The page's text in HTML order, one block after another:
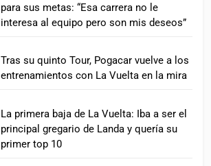
para sus metas: “Esa carrera no le
interesa al equipo pero son mis deseos”
Tras su quinto Tour, Pogacar vuelve a los
entrenamientos con La Vuelta en la mira
La primera baja de La Vuelta: Iba a ser el
principal gregario de Landa y quería su
primer top 10